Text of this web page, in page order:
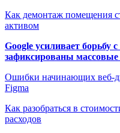
Как демонтаж помещения
активом
Google усиливает борьбу
зафиксированы массовые
Ошибки начинающих веб-
Figma
Как разобраться в
расходов